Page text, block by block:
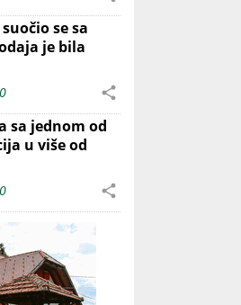
se sa
je bila
0
sa jednom od
u više od
0